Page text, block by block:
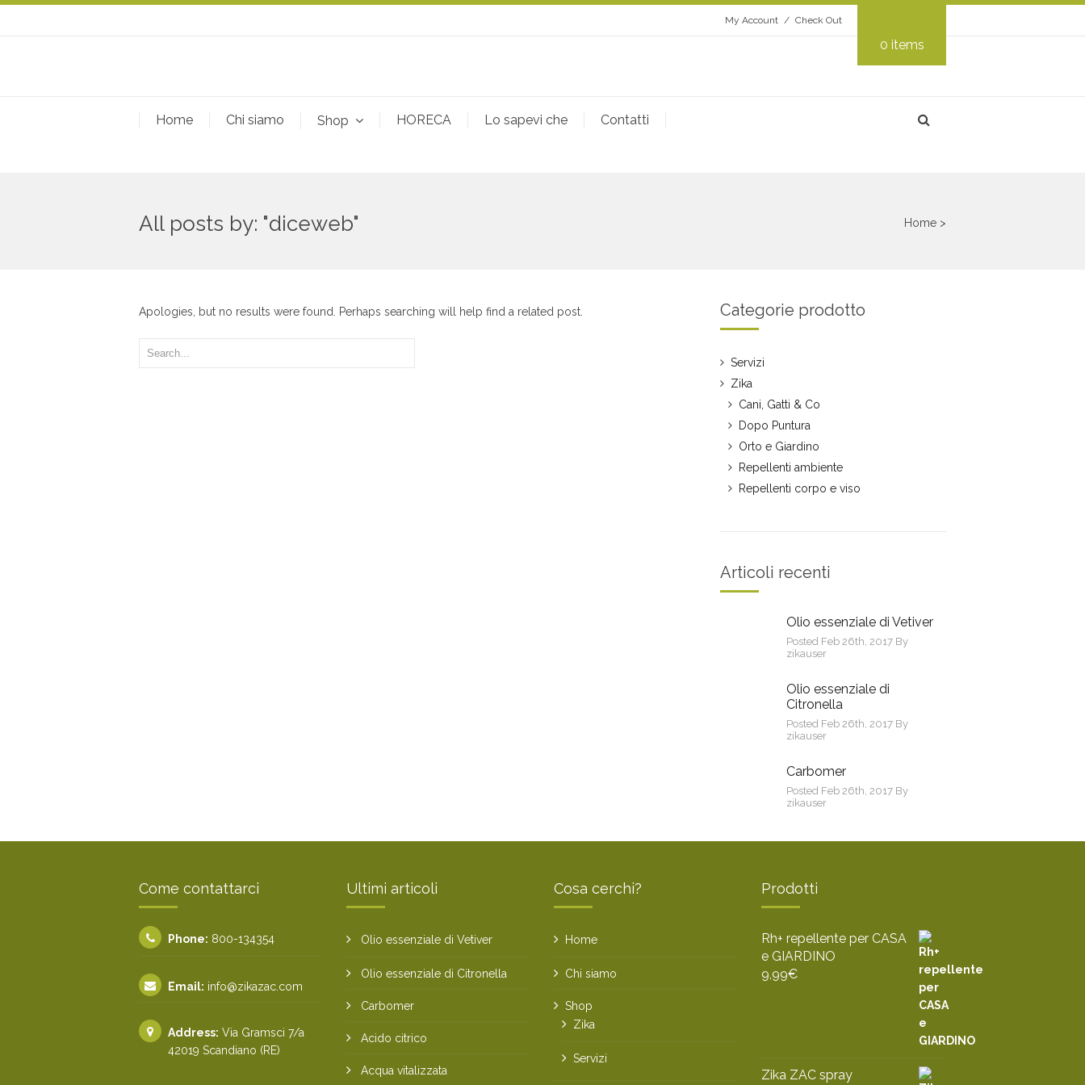
0 items
My Account Check Out
Home Chi siamo Shop HORECA Lo sapevi che Contatti
All posts by: "diceweb" Home >
Apologies, but no results were found. Perhaps searching will help find a related post. Categorie prodotto
Servizi
Zika
Cani, Gatti & Co
Dopo Puntura
Orto e Giardino
Repellenti ambiente
Repellenti corpo e viso
Articoli recenti
Olio essenziale di Vetiver
Posted Feb 26th, 2017 By
zikauser
Olio essenziale di
Citronella
Posted Feb 26th, 2017 By
zikauser
Carbomer
Posted Feb 26th, 2017 By
zikauser
Come contattarci
Phone: 800-134354
Email: info@zikazac.com
Address: Via Gramsci 7/a
42019 Scandiano (RE)
Ultimi articoli
Olio essenziale di Vetiver
Olio essenziale di Citronella
Carbomer
Acido citrico
Acqua vitalizzata
Cosa cerchi?
Home
Chi siamo
Shop
Zika
Servizi
Prodotti
Rh+ repellente per CASA
e GIARDINO
9,99€
Zika ZAC spray